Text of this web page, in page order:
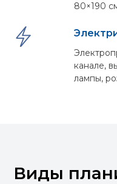
канале,
лампы,
80×190
Виды